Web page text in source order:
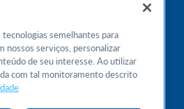
24h
no WhatsApp
semelhantes para
nossos serviços, personalizar
de seu interesse. Ao utilizar
com tal monitoramento descrito